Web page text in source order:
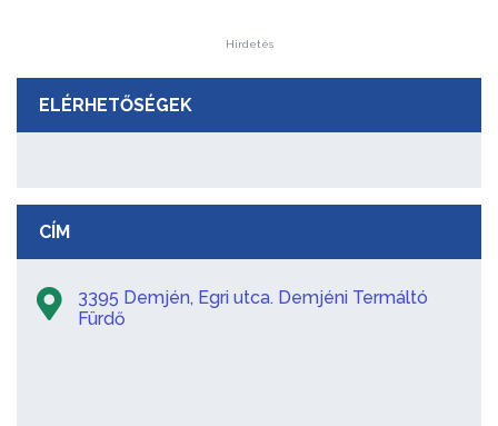
Hirdetés
ELÉRHETŐSÉGEK
CÍM
3395 Demjén, Egri utca. Demjéni Termáltó
Fürdő